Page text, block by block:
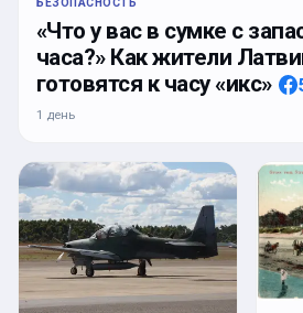
«Что у вас в сумке с
часа?» Как жители
готовятся к часу «икс»
1 день